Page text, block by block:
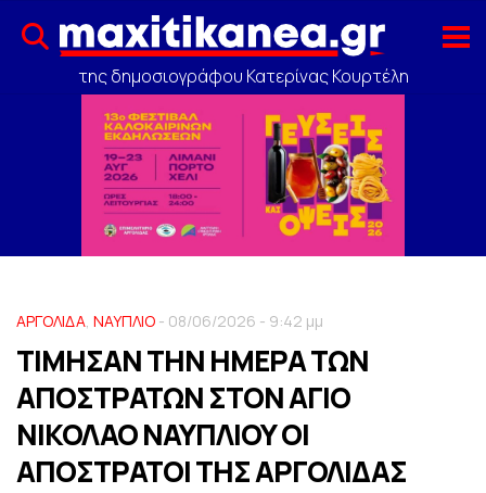
της δημοσιογράφου Κατερίνας Κουρτέλη
ΑΡΓΟΛΙΔΑ, ΝΑΥΠΛΙΟ - 08/06/2026 - 9:42 μμ
TIΜΗΣΑΝ ΤΗΝ ΗΜΕΡΑ ΤΩΝ
ΑΠΟΣΤΡΑΤΩΝ ΣΤΟΝ ΑΓΙΟ
ΝΙΚΟΛΑΟ ΝΑΥΠΛΙΟΥ ΟΙ
ΑΠΟΣΤΡΑΤΟΙ ΤΗΣ ΑΡΓΟΛΙΔΑΣ